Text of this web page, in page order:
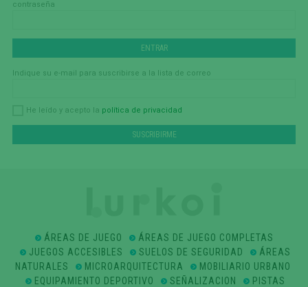
contraseña
Indique su e-mail para suscribirse a la lista de correo
He leído y acepto la política de privacidad
ÁREAS DE JUEGO
ÁREAS DE JUEGO COMPLETAS
JUEGOS ACCESIBLES
SUELOS DE SEGURIDAD
ÁREAS
NATURALES
MICROARQUITECTURA
MOBILIARIO URBANO
EQUIPAMIENTO DEPORTIVO
SEÑALIZACION
PISTAS